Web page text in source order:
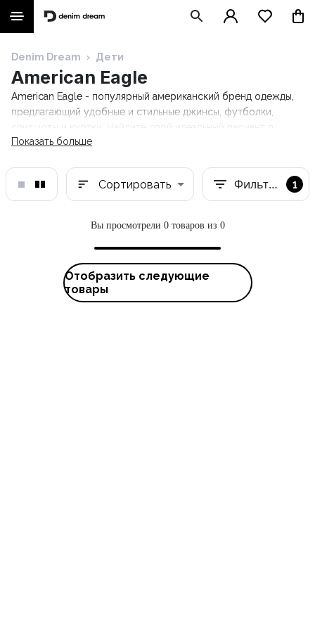
Denim Dream › Дети
American Eagle
American Eagle - популярный американский бренд одежды,
предлагающий удобные и стильные джинсы, футболки,
интернет-магазине Denim Dream!
Показать больше
Сортировать Фильтры 1
Вы просмотрели 0 товаров из 0
Отобразить следующие
товары